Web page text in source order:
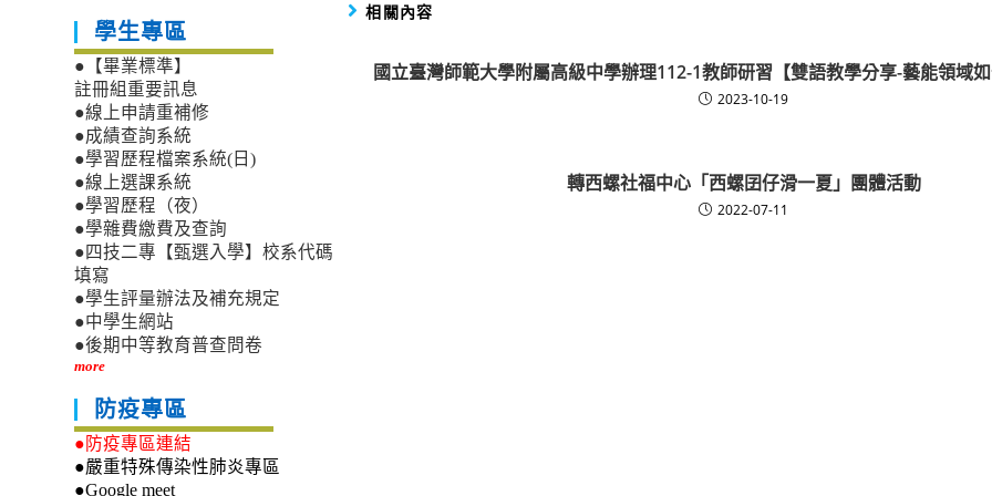
相關內容
國立臺灣師範大學附屬高級中學辦理112-1教師研習【雙語教學分享-藝能領域
2023-10-19
轉西螺社福中心「西螺囝仔滑一夏」團體活動
2022-07-11
學生專區
●【畢業標準】
註冊組重要訊息
●線上申請重補修
●成績查詢系統
●學習歷程檔案系統(日)
●線上選課系統
●學習歷程（夜）
●學雜費繳費及查詢
●四技二專【甄選入學】校系代碼
填寫
●學生評量辦法及補充規定
●中學生網站
●後期中等教育普查問卷
more
防疫專區
●防疫專區連結
●嚴重特殊傳染性肺炎專區
●Google meet